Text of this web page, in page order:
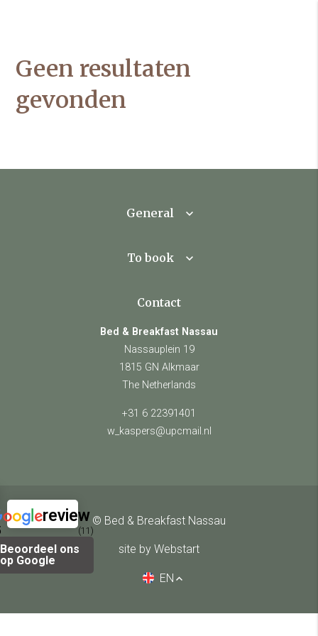
Geen resultaten
gevonden
General
To book
Contact
Bed & Breakfast Nassau
Nassauplein 19
1815 GN Alkmaar
The Netherlands
+31 6 22391401
w_kaspers@upcmail.nl
© Bed & Breakfast Nassau
site by Webstart
EN
review
(11)
Beoordeel ons
op Google